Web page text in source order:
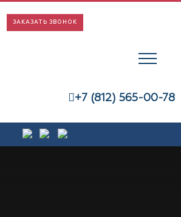
ЗАКАЗАТЬ ЗВОНОК
+7 (812) 565-00-78